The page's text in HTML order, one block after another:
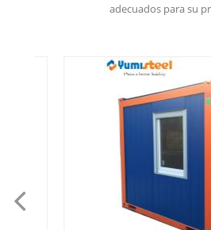
adecuados para su